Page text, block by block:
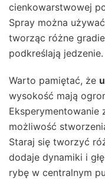
cienkowarstwowej
Spray można
tworząc różne
podkreślają jedzenie.
Warto pamiętać, że
wysokość mają
możliwość
Staraj się tworzyć
dodaje dynamiki i
rybę w centralnym